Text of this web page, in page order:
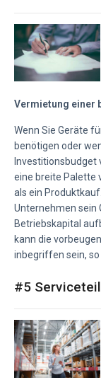
Vermietung einer
Wenn Sie Geräte
benötigen oder
Investitionsbudget
eine breite Palette
als ein
Unternehmen sein
Betriebskapital
kann die
inbegriffen sein,
#5